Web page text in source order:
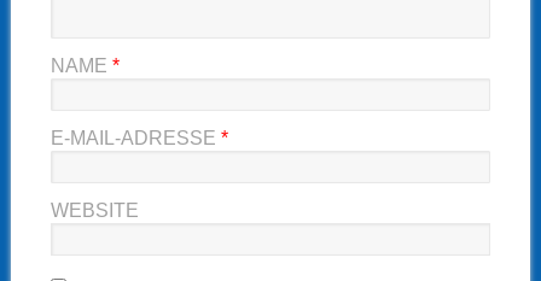
NAME *
E-MAIL-ADRESSE *
WEBSITE